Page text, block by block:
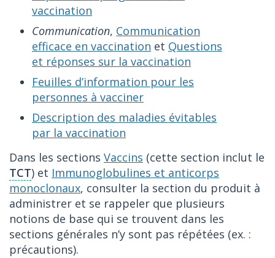
vaccination
Communication, Communication
efficace en vaccination et Questions
et réponses sur la vaccination
Feuilles d’information pour les
personnes à vacciner
Description des maladies évitables
par la vaccination
Dans les sections Vaccins (cette section inclut le
TCT) et Immunoglobulines et anticorps
monoclonaux, consulter la section du produit à
administrer et se rappeler que plusieurs
notions de base qui se trouvent dans les
sections générales n’y sont pas répétées (ex. :
précautions).